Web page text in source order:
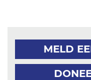
MELD